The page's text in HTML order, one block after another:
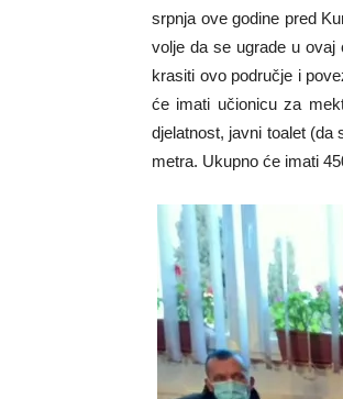
srpnja ove godine pred
volje da se ugrade u
krasiti ovo područje i
će imati učionicu za
djelatnost, javni toalet
metra. Ukupno će imati